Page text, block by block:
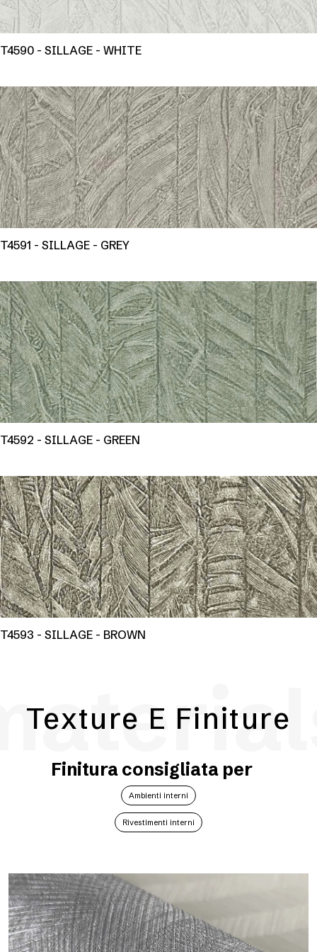
T4590 - SILLAGE - WHITE
T4591 - SILLAGE - GREY
T4592 - SILLAGE - GREEN
T4593 - SILLAGE - BROWN
Texture E Finiture
Finitura consigliata per
Ambienti interni
Rivestimenti interni